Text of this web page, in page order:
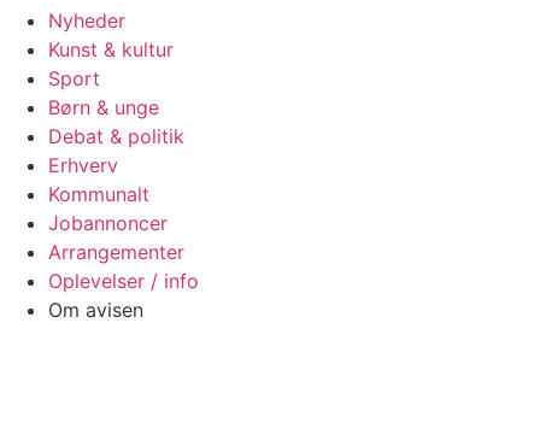
Nyheder
Kunst & kultur
Sport
Børn & unge
Debat & politik
Erhverv
Kommunalt
Jobannoncer
Arrangementer
Oplevelser / info
Om avisen